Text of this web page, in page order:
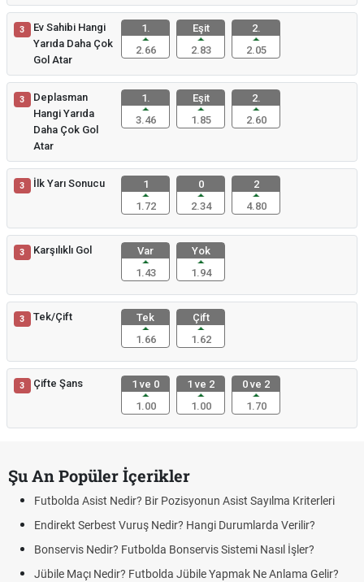
3
Ev Sahibi Hangi
Yarıda Daha Çok
Gol Atar
1.
2.66
Eşit
2.83
2.
2.05
3
Deplasman
Hangi Yarıda
Daha Çok Gol
Atar
1.
3.46
Eşit
1.85
2.
2.60
3 İlk Yarı Sonucu
1
1.72
0
2.34
2
4.80
3 Karşılıklı Gol
Var
1.43
Yok
1.94
3 Tek/Çift
Tek
1.66
Çift
1.62
3 Çifte Şans
1 ve 0
1.00
1 ve 2
1.00
0 ve 2
1.70
Şu An Popüler İçerikler
Futbolda Asist Nedir? Bir Pozisyonun Asist Sayılma Kriterleri
Endirekt Serbest Vuruş Nedir? Hangi Durumlarda Verilir?
Bonservis Nedir? Futbolda Bonservis Sistemi Nasıl İşler?
Jübile Maçı Nedir? Futbolda Jübile Yapmak Ne Anlama Gelir?